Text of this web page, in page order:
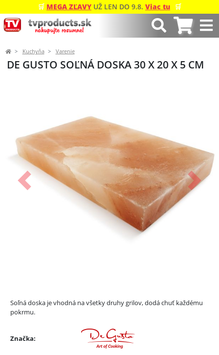
🛒 MEGA ZĽAVY UŽ LEN DO 9.8. Viac tu 🛒
Kuchyňa Varenie
DE GUSTO SOĽNÁ DOSKA 30 X 20 X 5 CM
Predchádzajúci Ďalší
Soľná doska je vhodná na všetky druhy grilov, dodá chuť každému
pokrmu.
Značka: